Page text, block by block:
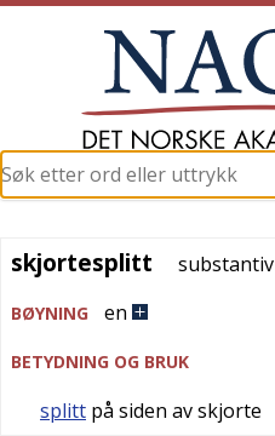
skjortesplitt
skjortesplitt substantiv
BØYNING en
BETYDNING OG BRUK
splitt på siden av skjorte